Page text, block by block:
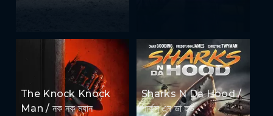
The Knock Knock
Man / নক নক ম্যান
Sharks N Da Hood /
শার্কস এন ডা হুড